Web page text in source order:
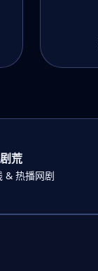
荒
& 热播网剧